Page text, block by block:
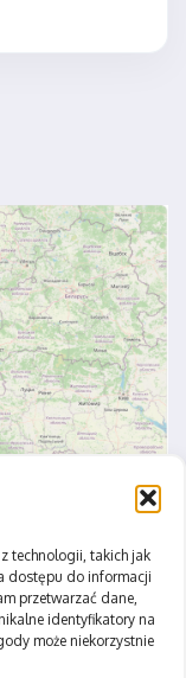
technologii, takich jak
dostępu do informacji
przetwarzać dane,
identyfikatory na
może niekorzystnie